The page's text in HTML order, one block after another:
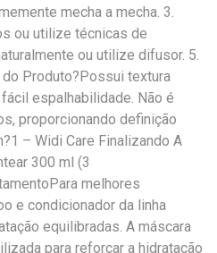
mecha a mecha. 3.
ou utilize técnicas de
ou utilize difusor. 5.
do Produto?Possui textura
espalhabilidade. Não é
proporcionando definição
– Widi Care Finalizando A
300 ml (3
melhores
e condicionador da linha
equilibradas. A máscara
para reforçar a hidratação